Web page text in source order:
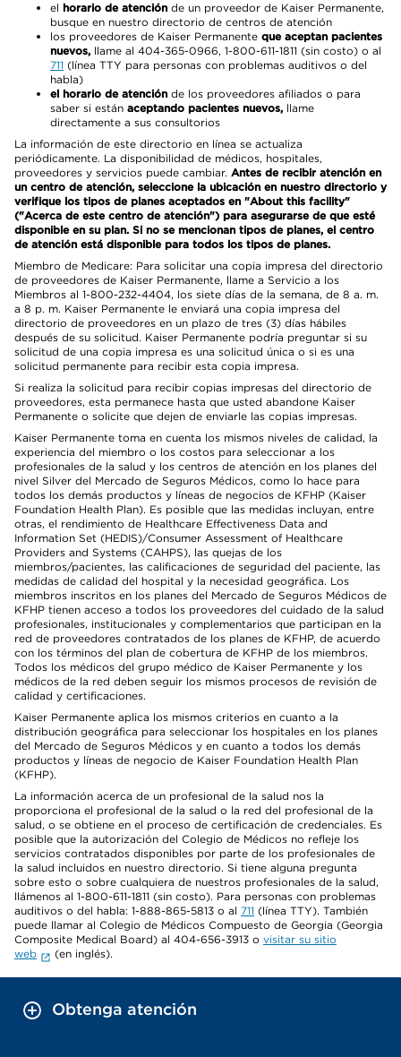
el horario de atención de un proveedor de Kaiser Permanente,
busque en nuestro directorio de centros de atención
los proveedores de Kaiser Permanente que aceptan pacientes
nuevos, llame al 404-365-0966, 1-800-611-1811 (sin costo) o al
711 (línea TTY para personas con problemas auditivos o del
habla)
el horario de atención de los proveedores afiliados o para
saber si están aceptando pacientes nuevos, llame
directamente a sus consultorios
La información de este directorio en línea se actualiza
periódicamente. La disponibilidad de médicos, hospitales,
proveedores y servicios puede cambiar. Antes de recibir atención en
un centro de atención, seleccione la ubicación en nuestro directorio y
verifique los tipos de planes aceptados en "About this facility"
("Acerca de este centro de atención") para asegurarse de que esté
disponible en su plan. Si no se mencionan tipos de planes, el centro
de atención está disponible para todos los tipos de planes.
Miembro de Medicare: Para solicitar una copia impresa del directorio
de proveedores de Kaiser Permanente, llame a Servicio a los
Miembros al 1-800-232-4404, los siete días de la semana, de 8 a. m.
a 8 p. m. Kaiser Permanente le enviará una copia impresa del
directorio de proveedores en un plazo de tres (3) días hábiles
después de su solicitud. Kaiser Permanente podría preguntar si su
solicitud de una copia impresa es una solicitud única o si es una
solicitud permanente para recibir esta copia impresa.
Si realiza la solicitud para recibir copias impresas del directorio de
proveedores, esta permanece hasta que usted abandone Kaiser
Permanente o solicite que dejen de enviarle las copias impresas.
Kaiser Permanente toma en cuenta los mismos niveles de calidad, la
experiencia del miembro o los costos para seleccionar a los
profesionales de la salud y los centros de atención en los planes del
nivel Silver del Mercado de Seguros Médicos, como lo hace para
todos los demás productos y líneas de negocios de KFHP (Kaiser
Foundation Health Plan). Es posible que las medidas incluyan, entre
otras, el rendimiento de Healthcare Effectiveness Data and
Information Set (HEDIS)/Consumer Assessment of Healthcare
Providers and Systems (CAHPS), las quejas de los
miembros/pacientes, las calificaciones de seguridad del paciente, las
medidas de calidad del hospital y la necesidad geográfica. Los
miembros inscritos en los planes del Mercado de Seguros Médicos de
KFHP tienen acceso a todos los proveedores del cuidado de la salud
profesionales, institucionales y complementarios que participan en la
red de proveedores contratados de los planes de KFHP, de acuerdo
con los términos del plan de cobertura de KFHP de los miembros.
Todos los médicos del grupo médico de Kaiser Permanente y los
médicos de la red deben seguir los mismos procesos de revisión de
calidad y certificaciones.
Kaiser Permanente aplica los mismos criterios en cuanto a la
distribución geográfica para seleccionar los hospitales en los planes
del Mercado de Seguros Médicos y en cuanto a todos los demás
productos y líneas de negocio de Kaiser Foundation Health Plan
(KFHP).
La información acerca de un profesional de la salud nos la
proporciona el profesional de la salud o la red del profesional de la
salud, o se obtiene en el proceso de certificación de credenciales. Es
posible que la autorización del Colegio de Médicos no refleje los
servicios contratados disponibles por parte de los profesionales de
la salud incluidos en nuestro directorio. Si tiene alguna pregunta
sobre esto o sobre cualquiera de nuestros profesionales de la salud,
llámenos al 1-800-611-1811 (sin costo). Para personas con problemas
auditivos o del habla: 1-888-865-5813 o al 711 (línea TTY). También
puede llamar al Colegio de Médicos Compuesto de Georgia (Georgia
Composite Medical Board) al 404-656-3913 o visitar su sitio
web
(en inglés).
Obtenga atención